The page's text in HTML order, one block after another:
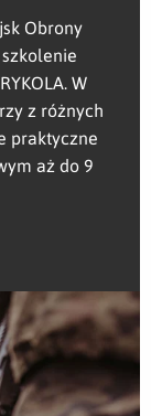
Obrony
W
z różnych
praktyczne
aż do 9